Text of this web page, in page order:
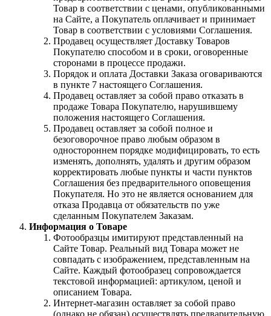
Товар в соответствии с ценами, опубликованными
на Сайте, а Покупатель оплачивает и принимает
Товар в соответствии с условиями Соглашения.
Продавец осуществляет Доставку Товаров
Покупателю способом и в сроки, оговоренные
сторонами в процессе продажи.
Порядок и оплата Доставки Заказа оговариваются
в пункте 7 настоящего Соглашения.
Продавец оставляет за собой право отказать в
продаже Товара Покупателю, нарушившему
положения настоящего Соглашения.
Продавец оставляет за собой полное и
безоговорочное право любым образом в
одностороннем порядке модифицировать, то есть
изменять, дополнять, удалять и другим образом
корректировать любые пункты и части пунктов
Соглашения без предварительного оповещения
Покупателя. Но это не является основанием для
отказа Продавца от обязательств по уже
сделанным Покупателем Заказам.
Информация о Товаре
Фотообразцы имитируют представленный на
Сайте Товар. Реальный вид Товара может не
совпадать с изображением, представленным на
Сайте. Каждый фотообразец сопровождается
текстовой информацией: артикулом, ценой и
описанием Товара.
Интернет-магазин оставляет за собой право
(однако не обязан) осуществлять предварительную